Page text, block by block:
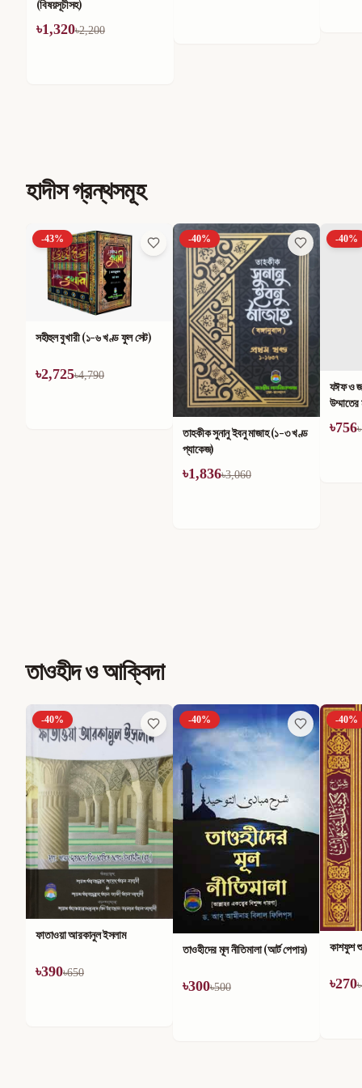
(বিষয়সূচীসহ)
৳1,320৳2,200
হাদীস গ্রন্থসমূহ
-40% -40%
যঈফ ও জাল হাদীস সিরিজ এবং
উম্মাতের মাঝে তার কুপ্রভাব (১-৪)
খণ্ড
৳756৳1,260
-40%
তাহকীক
খণ্ডে
৳714৳
তাওহীদ ও আক্বিদা
-40%
ফাতাওয়া আরকানুল ইসলাম
৳390৳650
-40%
তাওহীদের মূল নীতিমালা (আর্ট পেপার)
৳300৳500
-40%
কাশফুশ
৳270৳